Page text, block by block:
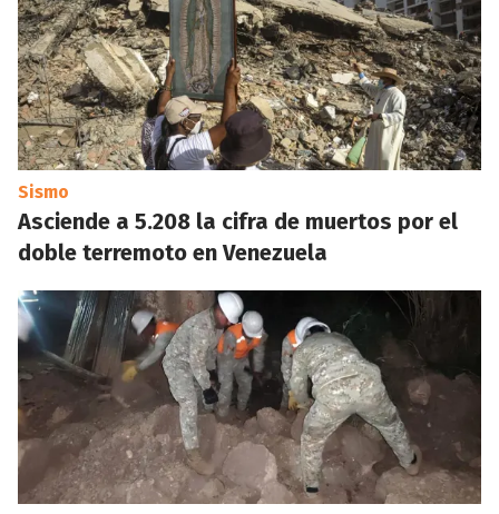
Sismo
Asciende a 5.208 la cifra de muertos por el
doble terremoto en Venezuela